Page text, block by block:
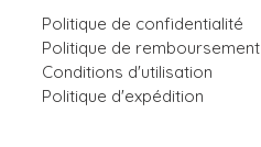
Politique de confidentialité
Politique de remboursement
Conditions d'utilisation
Politique d'expédition